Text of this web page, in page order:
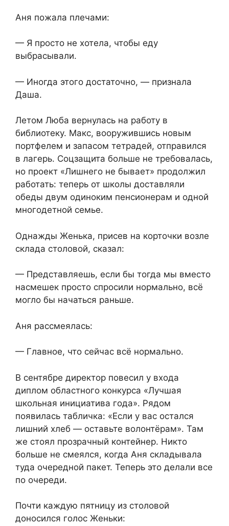
Аня пожала плечами:
— Я просто не хотела, чтобы еду
выбрасывали.
— Иногда этого достаточно, — признала
Даша.
Летом Люба вернулась на работу в
библиотеку. Макс, вооружившись новым
портфелем и запасом тетрадей, отправился
в лагерь. Соцзащита больше не требовалась,
но проект «Лишнего не бывает» продолжил
работать: теперь от школы доставляли
обеды двум одиноким пенсионерам и одной
многодетной семье.
Однажды Женька, присев на корточки возле
склада столовой, сказал:
— Представляешь, если бы тогда мы вместо
насмешек просто спросили нормально, всё
могло бы начаться раньше.
Аня рассмеялась:
— Главное, что сейчас всё нормально.
В сентябре директор повесил у входа
диплом областного конкурса «Лучшая
школьная инициатива года». Рядом
появилась табличка: «Если у вас остался
лишний хлеб — оставьте волонтёрам». Там
же стоял прозрачный контейнер. Никто
больше не смеялся, когда Аня складывала
туда очередной пакет. Теперь это делали все
по очереди.
Почти каждую пятницу из столовой
доносился голос Женьки: